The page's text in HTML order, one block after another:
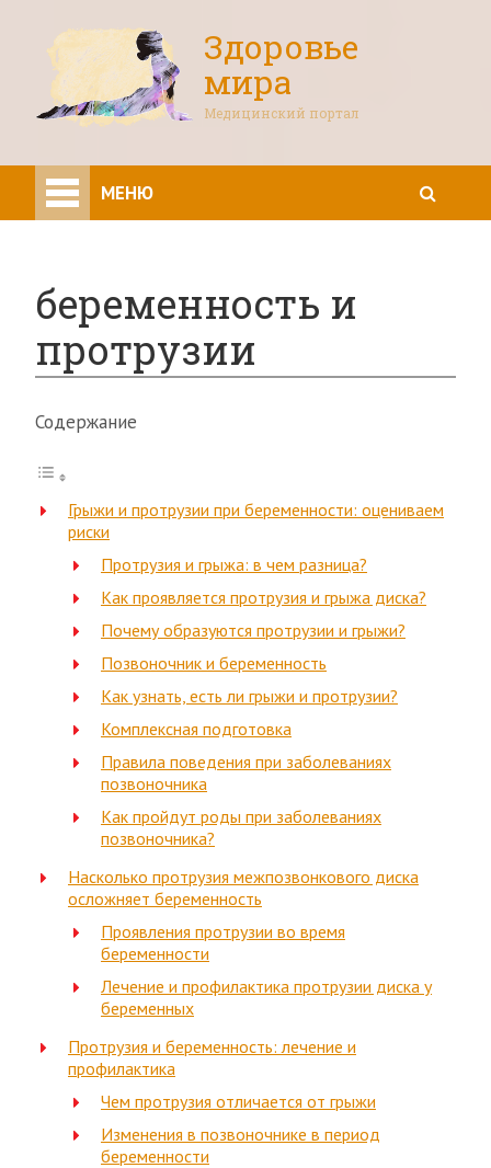
Здоровье
мира
Медицинский портал
МЕНЮ
беременность и
протрузии
Содержание
Грыжи и протрузии при беременности: оцениваем
риски
Протрузия и грыжа: в чем разница?
Как проявляется протрузия и грыжа диска?
Почему образуются протрузии и грыжи?
Позвоночник и беременность
Как узнать, есть ли грыжи и протрузии?
Комплексная подготовка
Правила поведения при заболеваниях
позвоночника
Как пройдут роды при заболеваниях
позвоночника?
Насколько протрузия межпозвонкового диска
осложняет беременность
Проявления протрузии во время
беременности
Лечение и профилактика протрузии диска у
беременных
Протрузия и беременность: лечение и
профилактика
Чем протрузия отличается от грыжи
Изменения в позвоночнике в период
беременности